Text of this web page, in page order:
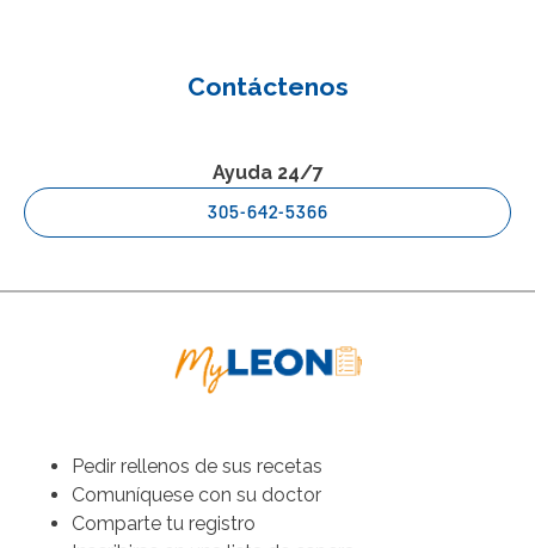
Contáctenos
Ayuda 24/7
305-642-5366
Pedir rellenos de sus recetas
Comuníquese con su doctor
Comparte tu registro